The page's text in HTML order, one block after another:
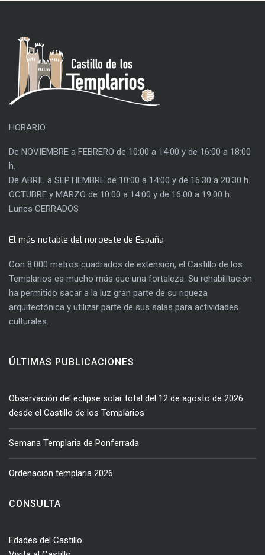
HORARIO
De NOVIEMBRE a FEBRERO de 10:00 a 14:00 y de 16:00 a 18:00
h.
De ABRIL a SEPTIEMBRE de 10:00 a 14:00 y de 16:30 a 20:30 h.
OCTUBRE y MARZO de 10:00 a 14:00 y de 16:00 a 19:00 h.
Lunes CERRADOS
El más notable del noroeste de España
Con 8.000 metros cuadrados de extensión, el Castillo de los
Templarios es mucho más que una fortaleza. Su rehabilitación
ha permitido sacar a la luz gran parte de su riqueza
arquitectónica y utilizar parte de sus salas para actividades
culturales.
ÚLTIMAS PUBLICACIONES
Observación del eclipse solar total del 12 de agosto de 2026
desde el Castillo de los Templarios
Semana Templaria de Ponferrada
Ordenación templaria 2026
CONSULTA
Edades del Castillo